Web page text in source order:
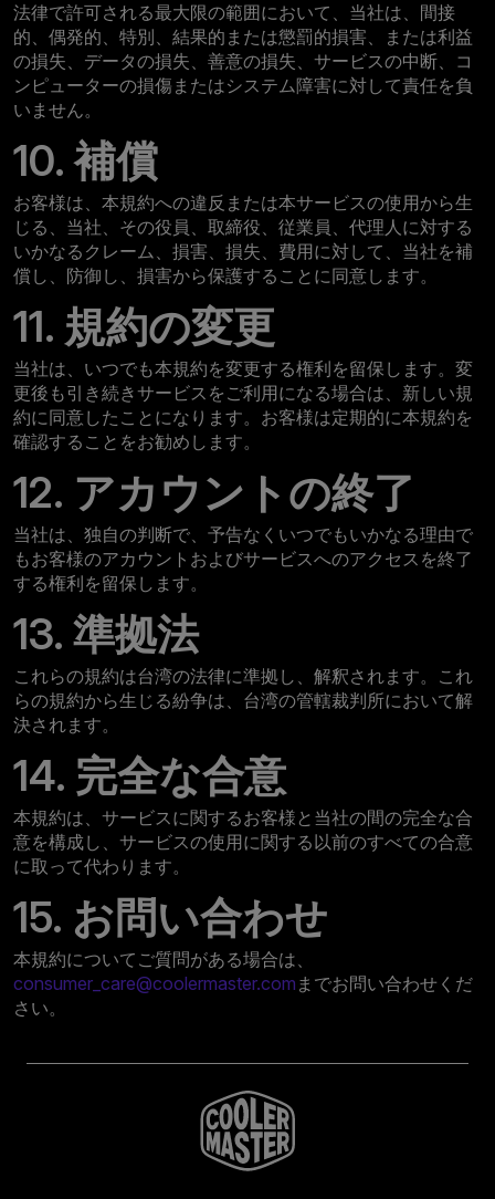
法律で許可される最大限の範囲において、当社は、間接
的、偶発的、特別、結果的または懲罰的損害、または利益
の損失、データの損失、善意の損失、サービスの中断、コ
ンピューターの損傷またはシステム障害に対して責任を負
いません。
10. 補償
お客様は、本規約への違反または本サービスの使用から生
じる、当社、その役員、取締役、従業員、代理人に対する
いかなるクレーム、損害、損失、費用に対して、当社を補
償し、防御し、損害から保護することに同意します。
11. 規約の変更
当社は、いつでも本規約を変更する権利を留保します。変
更後も引き続きサービスをご利用になる場合は、新しい規
約に同意したことになります。お客様は定期的に本規約を
確認することをお勧めします。
12. アカウントの終了
当社は、独自の判断で、予告なくいつでもいかなる理由で
もお客様のアカウントおよびサービスへのアクセスを終了
する権利を留保します。
13. 準拠法
これらの規約は台湾の法律に準拠し、解釈されます。これ
らの規約から生じる紛争は、台湾の管轄裁判所において解
決されます。
14. 完全な合意
本規約は、サービスに関するお客様と当社の間の完全な合
意を構成し、サービスの使用に関する以前のすべての合意
に取って代わります。
15. お問い合わせ
本規約についてご質問がある場合は、
consumer_care@coolermaster.com までお問い合わせくだ
さい。